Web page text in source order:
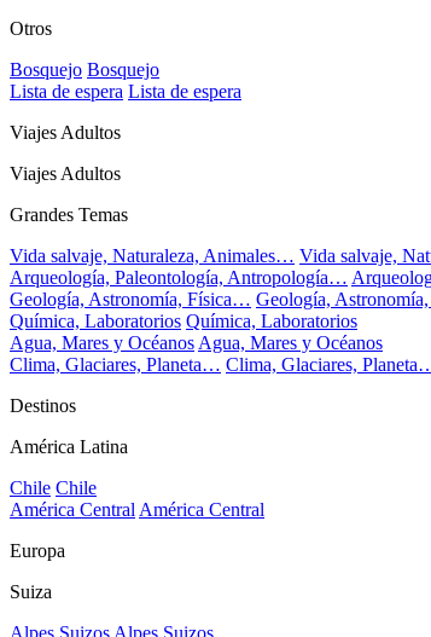
Otros
Bosquejo Bosquejo
Lista de espera Lista de espera
Viajes Adultos
Viajes Adultos
Grandes Temas
Vida salvaje, Naturaleza, Animales… Vida salvaje,
Arqueología, Paleontología, Antropología…
Geología, Astronomía, Física… Geología,
Química, Laboratorios Química, Laboratorios
Agua, Mares y OcéanosAgua, Mares y Océanos
Clima, Glaciares, Planeta… Clima, Glaciares,
Destinos
América Latina
Chile Chile
América CentralAmérica Central
Europa
Suiza